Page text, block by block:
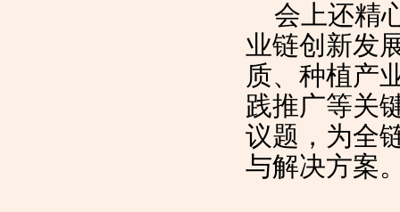
会上还精
业链创新发
质、种植产
践推广等关
议题，为全
与解决方案